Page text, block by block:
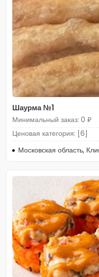
Шаурма №1
Минимальный заказ: 0 ₽
Ценовая категория: [6]
Московская область,